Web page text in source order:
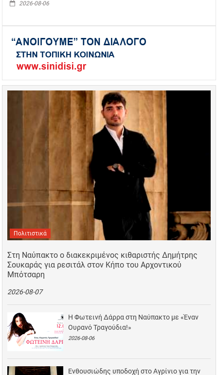
2026-08-06
Πολιτιστικά
Στη Ναύπακτο ο διακεκριμένος κιθαριστής Δημήτρης
Σουκαράς για ρεσιτάλ στον Κήπο του Αρχοντικού
Μπότσαρη
2026-08-07
Η Φωτεινή Δάρρα στη Ναύπακτο με «Έναν
Ουρανό Τραγούδια!»
2026-08-06
Ενθουσιώδης υποδοχή στο Αγρίνιο για την